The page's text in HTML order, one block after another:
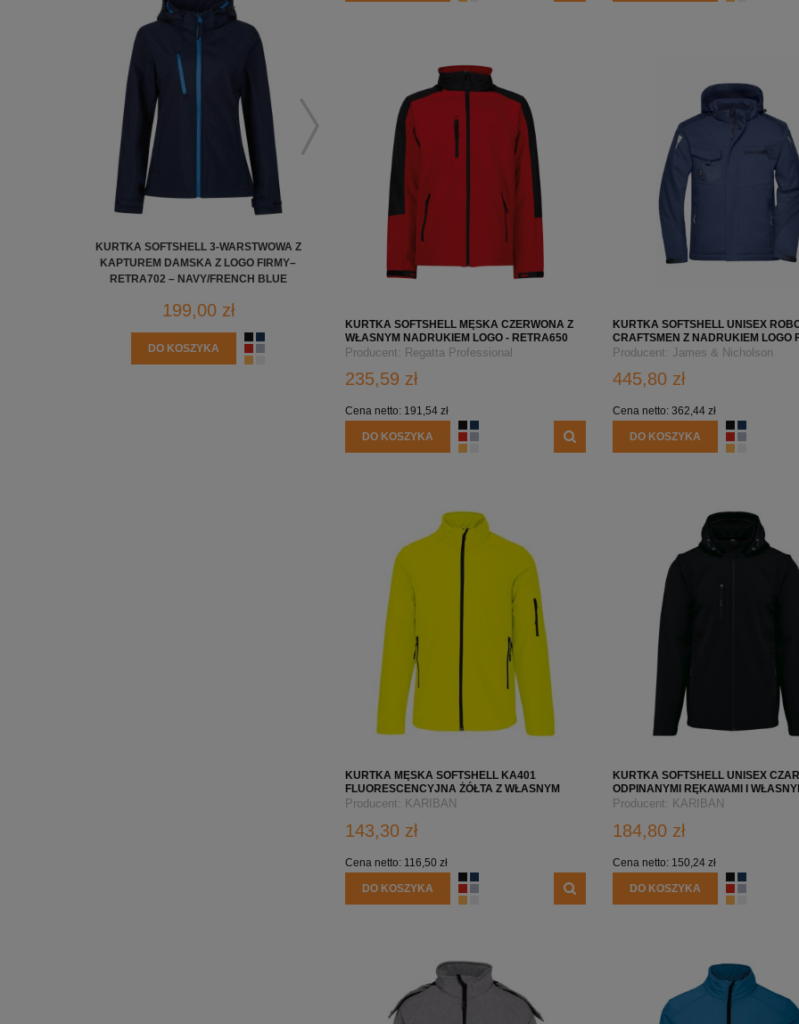
KURTKA SOFTSHELL 3-WARSTWOWA Z
KAPTUREM DAMSKA Z LOGO FIRMY–
RETRA702 – NAVY/FRENCH BLUE
199,00 zł
DO KOSZYKA
KURTKA SOFTSHELL 3-WARSTWOWA Z
KAPTUREM MĘSKA Z LOGO FIRMY– RETRA701
- GRANATOWO/NIEBIESKA #POLECAMY
DO KOSZYKA
KURTKA SOFTSHELL 2-WARSTWOWA
NADRUKIEM/HAFTEM LOGO FIRMY -
DO KOSZYKA
KURTKA SOFTSHELL MĘSKA CZERWONA Z
WŁASNYM NADRUKIEM LOGO - RETRA650
HYDROFORCE
Producent: Regatta Professional
235,59 zł
Cena netto: 191,54 zł
DO KOSZYKA
KURTKA SOFTSHELL UNISEX
CRAFTSMEN Z NADRUKIEM LOGO
JN824 - GRANATOWA
Producent: James & Nicholson
445,80 zł
Cena netto: 362,44 zł
DO KOSZYKA
KURTKA MĘSKA SOFTSHELL KA401
FLUORESCENCYJNA ŻÓŁTA Z WŁASNYM
HAFTEM LUB NADRUKIEM LOGO FIRMY
Producent: KARIBAN
143,30 zł
Cena netto: 116,50 zł
DO KOSZYKA
KURTKA SOFTSHELL UNISEX
ODPINANYMI RĘKAWAMI I
NADRUKIEM LOGO FIRMY– KA422
Producent: KARIBAN
184,80 zł
Cena netto: 150,24 zł
DO KOSZYKA